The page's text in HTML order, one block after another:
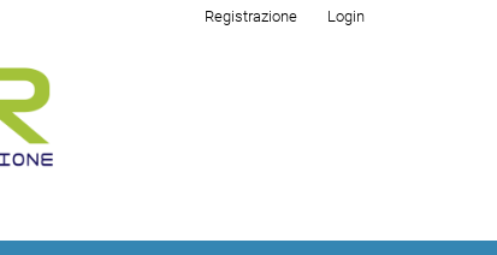
Registrazione Login